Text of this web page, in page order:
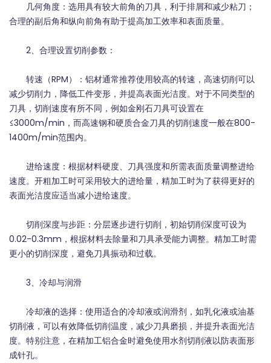
几何角度：选用具有较大前角的刀具，利于排屑和减少粘刀；
合理的副后角和纵向前角有助于提高加工效率和表面质量。
2、合理设置切削参数：
转速（RPM）：铝材通常推荐使用较高的转速，高速切削可以
减少切削力，降低工件变形，并提高表面光洁度。对于不同类型的
刀具，切削速度有所不同，例如金刚石刀具可设置在
≤3000m/min，而高速钢和硬质合金刀具的切削速度一般在800-
1400m/min范围内。
进给速度：根据材料硬度、刀具强度和所需表面质量调整进给
速度。开粗加工时可采用较大的进给量，精加工时为了获得更好的
表面光洁度应适当减小进给速度。
切削深度与步距：分层逐步进行切削，初始切削深度可设为
0.02-0.3mm，根据材料去除量和刀具承受能力调整。精加工时需
更小的切削深度，避免刀具振动和过载。
3、冷却与润滑
冷却液的选择：使用适合的冷却液或润滑剂，如乳化液或油基
切削液，可以有效降低切削温度，减少刀具磨损，并提升表面光洁
度。特别注意，在精加工铝合金时避免使用水剂切削液以防表面形
成针孔。